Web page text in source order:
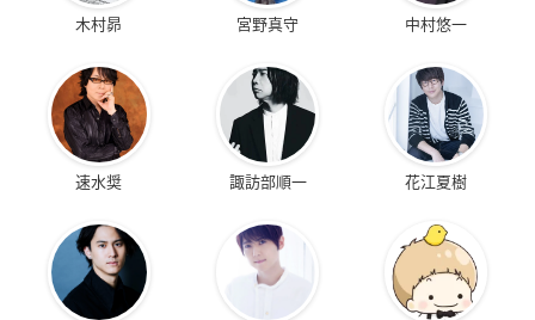
木村昴 宮野真守 中村悠一
速水奨 諏訪部順一 花江夏樹